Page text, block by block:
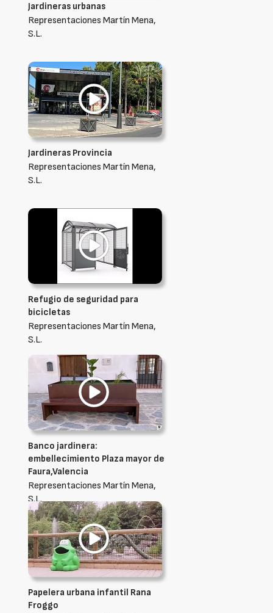
Jardineras urbanas
Representaciones Martín Mena,
S.L.
Jardineras Provincia
Representaciones Martín Mena,
S.L.
Refugio de seguridad para
bicicletas
Representaciones Martín Mena,
S.L.
Banco jardinera:
embellecimiento Plaza mayor de
Faura,Valencia
Representaciones Martín Mena,
S.L.
Papelera urbana infantil Rana
Froggo